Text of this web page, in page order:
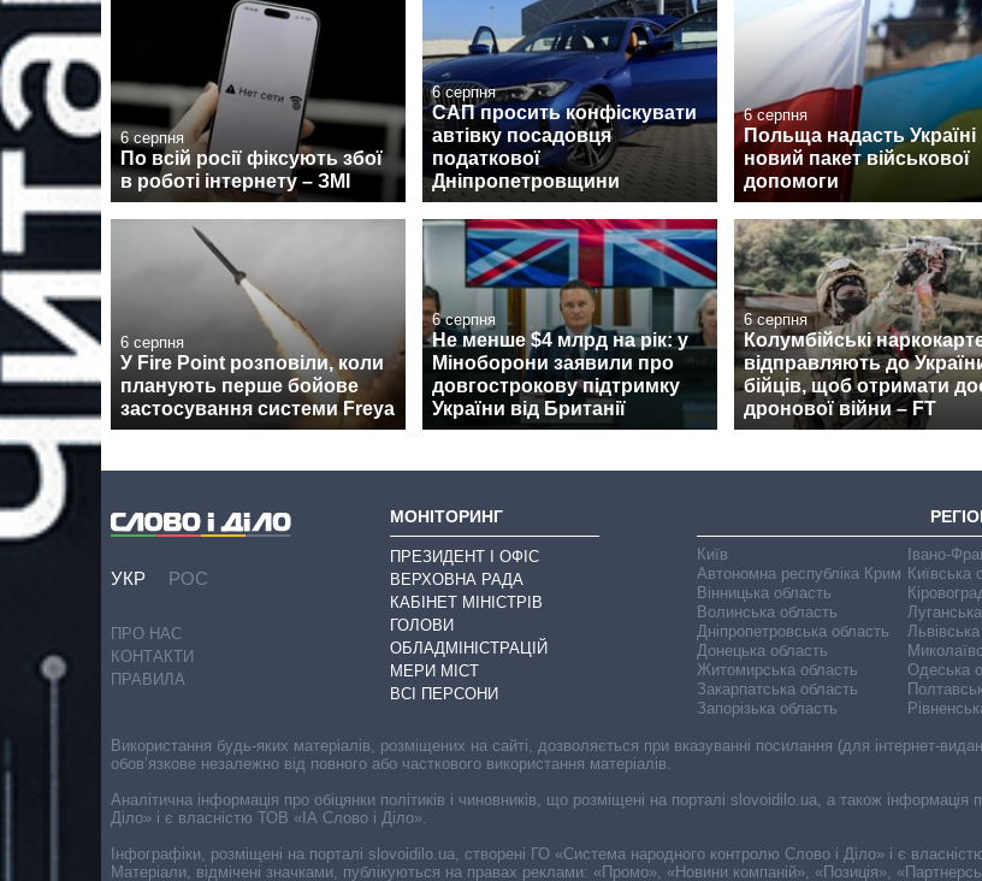
6 серпня
По всій росії фіксують збої
в роботі інтернету – ЗМІ
6 серпня
САП просить конфіскувати
автівку посадовця
податкової
Дніпропетровщини
6 серпня
Польща надасть Україні
новий пакет військової
допомоги
6 серпня
У Fire Point розповіли, коли
планують перше бойове
застосування системи Freya
6 серпня
Не менше $4 млрд на рік: у
Міноборони заявили про
довгострокову підтримку
України від Британії
6 серпня
Колумбійські
відправляють до
бійців, щоб отримати
дронової війни – FT
УКР РОС
ПРО НАС
КОНТАКТИ
ПРАВИЛА
МОНІТОРИНГ
ПРЕЗИДЕНТ І ОФІС
ВЕРХОВНА РАДА
КАБІНЕТ МІНІСТРІВ
ГОЛОВИ
ОБЛАДМІНІСТРАЦІЙ
МЕРИ МІСТ
ВСІ ПЕРСОНИ
Київ
Автономна республіка Крим
Вінницька область
Волинська область
Дніпропетровська область
Донецька область
Житомирська область
Закарпатська область
Запорізька область
Івано-
Київська
Одеська
Використання будь-яких матеріалів, розміщених на сайті, дозволяється при вказуванні посилання (для інтернет-
обов’язкове незалежно від повного або часткового використання матеріалів.
Аналітична інформація про обіцянки політиків і чиновників, що розміщені на порталі slovoidilo.ua, а також
Діло» і є власністю ТОВ «ІА Слово і Діло».
Інфографіки, розміщені на порталі slovoidilo.ua, створені ГО «Система народного контролю Слово і Діло» і є
Матеріали, відмічені значками, публікуються на правах реклами: «Промо», «Новини компаній», «Позиція»,